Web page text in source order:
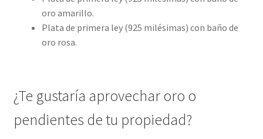
oro amarillo.
Plata de primera ley (925 milésimas) con baño de
oro rosa.
¿Te gustaría aprovechar oro o
pendientes de tu propiedad?